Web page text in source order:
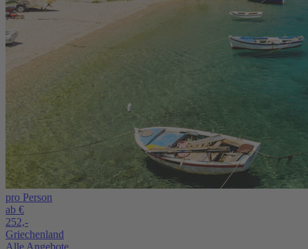
pro Person
ab €
252,-
Griechenland